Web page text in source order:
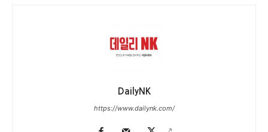
DailyNK
https://www.dailynk.com/